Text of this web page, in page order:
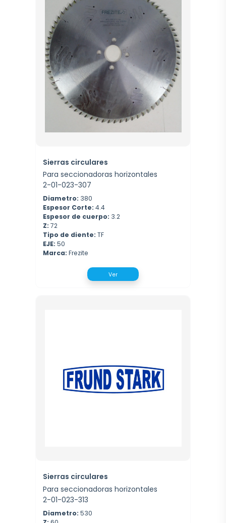
Sierras circulares
Para seccionadoras horizontales
2-01-023-307
Diametro: 380
Espesor Corte: 4.4
Espesor de cuerpo: 3.2
Z: 72
Tipo de diente: TF
EJE: 50
Marca: Frezite
Ver
Sierras circulares
Para seccionadoras horizontales
2-01-023-313
Diametro: 530